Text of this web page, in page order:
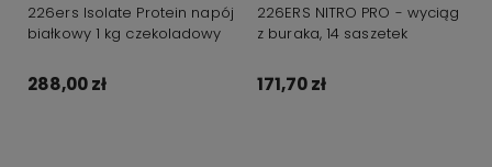
226ers Isolate Protein napój
białkowy 1 kg czekoladowy
288,00 zł
226ERS NITRO PRO - wyciąg
z buraka, 14 saszetek
171,70 zł